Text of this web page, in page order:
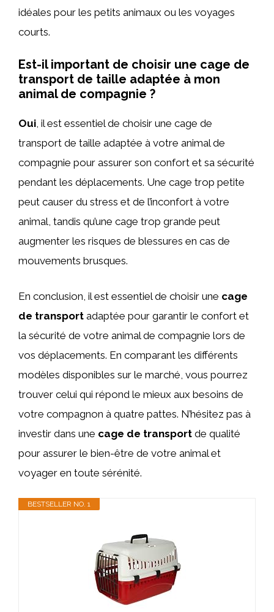
idéales pour les petits animaux ou les voyages
courts.
Est-il important de choisir une cage de
transport de taille adaptée à mon
animal de compagnie ?
Oui, il est essentiel de choisir une cage de
transport de taille adaptée à votre animal de
compagnie pour assurer son confort et sa sécurité
pendant les déplacements. Une cage trop petite
peut causer du stress et de l’inconfort à votre
animal, tandis qu’une cage trop grande peut
augmenter les risques de blessures en cas de
mouvements brusques.
En conclusion, il est essentiel de choisir une cage
de transport adaptée pour garantir le confort et
la sécurité de votre animal de compagnie lors de
vos déplacements. En comparant les différents
modèles disponibles sur le marché, vous pourrez
trouver celui qui répond le mieux aux besoins de
votre compagnon à quatre pattes. N’hésitez pas à
investir dans une cage de transport de qualité
pour assurer le bien-être de votre animal et
voyager en toute sérénité.
BESTSELLER NO. 1